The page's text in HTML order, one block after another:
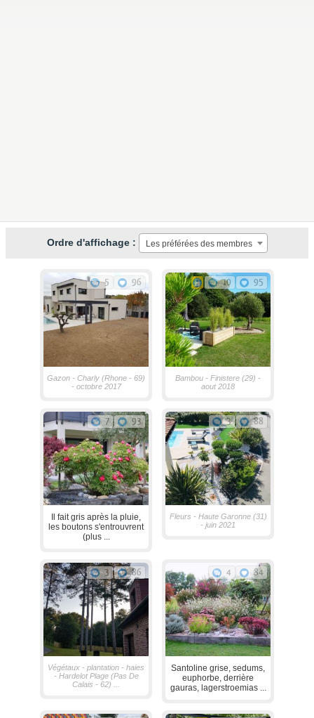
Ordre d'affichage : Les préférées des membres
5 96
Gazon - Charly (Rhone - 69)
- octobre 2017
10 95
Bambou - Finistere (29) -
aout 2018
7 93
Il fait gris après la pluie,
les boutons s'entrouvrent
(plus ...
3 88
Fleurs - Haute Garonne (31)
- juin 2021
3 86
Végétaux - plantation - haies
- Hardelot Plage (Pas De
Calais - 62) ...
4 84
Santoline grise, sedums,
euphorbe, derrière
gauras, lagerstroemias ...